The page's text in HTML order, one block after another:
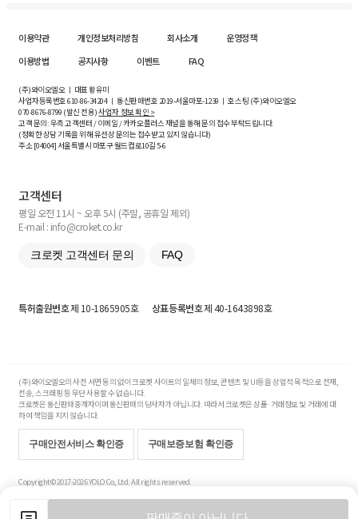
이용약관 개인정보처리방침 회사소개
운영정책
이용방법
공지사항 이벤트 FAQ
(주)와이오엘오 ㅣ 대표 황유미
사업자등록번호610-86-34204ㅣ 통신판매번호 2019-서울마포-1239 ㅣ 호스팅 (주)와이오엘오
070-8676-8799 (발신 전용)사업자 정보 확인 >
고객 문의: 우측 고객센터 / 이메일 / 카카오플러스 채널을 통해 문의 접수 부탁드립니다.
(정확한 상담 기록을 위해 유선상 문의는 접수받고 있지 않습니다)
주소 [04004] 서울특별시 마포구 월드컵로10길5-6
고객센터
평일 오전 11시 ~ 오후 5시 (주말, 공휴일 제외)
E-mail : info@croket.co.kr
크로켓 고객센터 문의 FAQ
특허출원번호제 10-1865905호 상표등록번호제 40-1643898호
(주)와이오엘오의 사전 서면 동의 없이 크로켓 사이트의 일체의 정보, 콘텐츠 및 UI등을 상업적 목적으로 전재,
전송, 스크래핑 등 무단 사용할 수 없습니다.
크로켓은 통신판매중개자이며 통신판매의 당사자가 아닙니다. 따라서 크로켓은 상품·거래정보 및 거래에 대
하여 책임을 지지 않습니다.
구매안전서비스 확인증 구매보증보험 확인증
Copyright© 2017-2026 YOLO Co, Ltd. All rights reserved.